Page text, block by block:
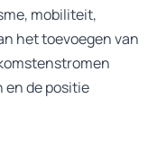
mobiliteit,
het toevoegen van
en de positie